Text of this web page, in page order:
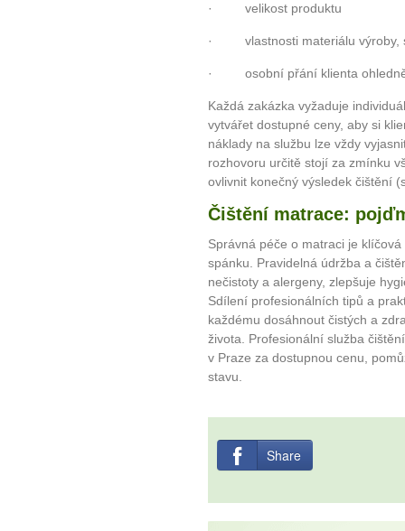
10 tipů
...
Máte pocit, že jste unaveni
Jak mít více energie
Jak vnést do života
Jak být šťastnější
· velikost produktu
· vlastnosti materiálu výroby,
· osobní přání klienta ohledně
Každá zakázka vyžaduje
vytvářet dostupné ceny, aby si
náklady na službu lze vždy
rozhovoru určitě stojí za zmínku
ovlivnit konečný výsledek čištění
Čištění matrace:
Správná péče o matraci je
spánku. Pravidelná údržba a
nečistoty a alergeny, zlepšuje
Sdílení profesionálních tipů a
každému dosáhnout čistých a
života. Profesionální služba
v Praze za dostupnou cenu,
stavu.
Share